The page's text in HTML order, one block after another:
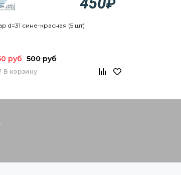
d=31 сине-красная (5 шт)
руб 500 руб
В корзину